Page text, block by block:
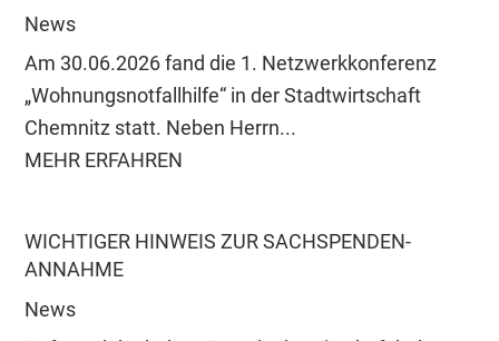
News
Am 30.06.2026 fand die 1. Netzwerkkonferenz
„Wohnungsnotfallhilfe“ in der Stadtwirtschaft
Chemnitz statt. Neben Herrn...
MEHR ERFAHREN
WICHTIGER HINWEIS ZUR SACHSPENDEN-
ANNAHME
News